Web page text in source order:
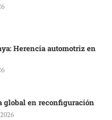
Herencia automotriz en
global en reconfiguración